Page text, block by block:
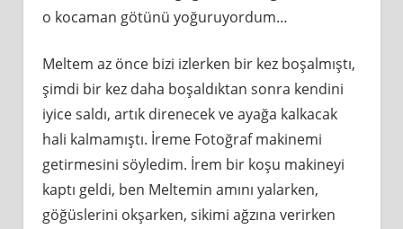
o kocaman götünü yoğuruyordum…
Meltem az önce bizi izlerken bir kez boşalmıştı,
şimdi bir kez daha boşaldıktan sonra kendini
iyice saldı, artık direnecek ve ayağa kalkacak
hali kalmamıştı. İreme Fotoğraf makinemi
getirmesini söyledim. İrem bir koşu makineyi
kaptı geldi, ben Meltemin amını yalarken,
göğüslerini okşarken, sikimi ağzına verirken